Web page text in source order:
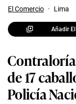
El Comercio · Lima
Añadir
de 17
Policía